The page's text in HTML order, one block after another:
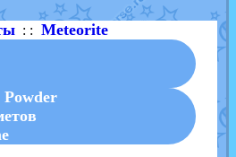
: : Meteorite